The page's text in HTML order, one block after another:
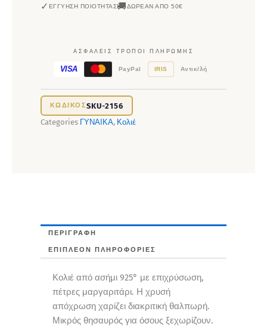
✓ ΕΓΓΎΗΣΗ ΠΟΙΌΤΗΤΑΣ🚚ΔΩΡΕΆΝ ΑΠΌ 50€
ΑΣΦΑΛΕΊΣ ΤΡΌΠΟΙ ΠΛΗΡΩΜΉΣ
VISA PayPal IRIS Αντικ/λή
SKU-2156
Categories ΓΥΝΑΙΚΑ, Κολιέ
ΠΕΡΙΓΡΑΦΉ
ΕΠΙΠΛΈΟΝ ΠΛΗΡΟΦΟΡΊΕΣ
Κολιέ από ασήμι 925° με επιχρύσωση,
πέτρες μαργαριτάρι. Η χρυσή
απόχρωση χαρίζει διακριτική θαλπωρή.
Μικρός θησαυρός για όσους ξεχωρίζουν.